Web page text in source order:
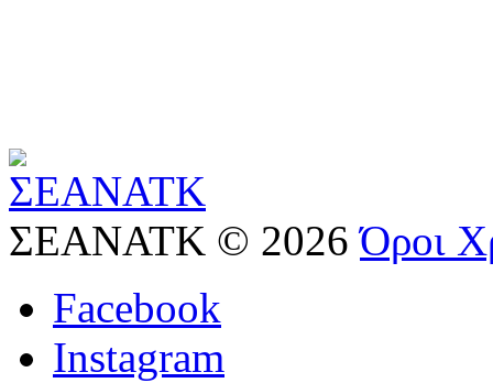
ΣΕΑΝΑΤΚ © 2026 Όροι
Facebook
Instagram